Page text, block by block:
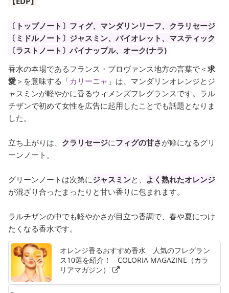
〔トップノート〕フィグ、マンダリンリーフ、クラリセージ
〔ミドルノート〕ジャスミン、バイオレット、マスティック
〔ラストノート〕パイナップル、オーク(ナラ)
香水の本場であるフランス・プロヴァンス地方の言葉で＜求
愛＞を意味する「カリーニャ 」は、マンダリンオレンジとジ
ャスミンが軽やかに香るウィメンズフレグランスです。ラル
チザンで初めて女性を広告に起用したことでも話題となりま
した。
立ち上がりは、 クラリセージにフィグの甘さが癖になるグリ
ーンノート。
グリーンノートは次第にジャスミンと、 よく熟れたオレンジ
が混ざり合ったまったりと甘い香りに包まれます。
ラルチザンの中でも軽やかさが目立つ香調で、春や夏につけ
たくなる香水です。
オレンジ香るおすすめ香水 人気のフレグラン
ス10選を紹介！ - COLORIA MAGAZINE（カラ
リアマガジン）